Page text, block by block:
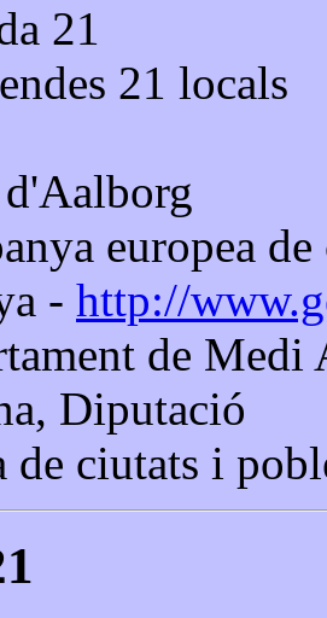
21
21 locals
europea
- http://
de Medi
Diputació
de ciutats i